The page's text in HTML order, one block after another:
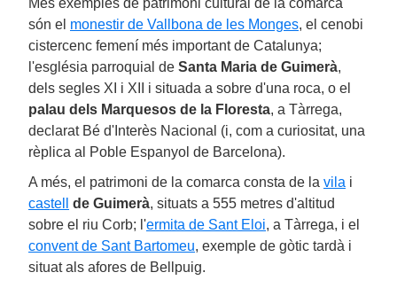
Més exemples de patrimoni cultural de la comarca
són el monestir de Vallbona de les Monges, el cenobi
cistercenc femení més important de Catalunya;
l'església parroquial de Santa Maria de Guimerà,
dels segles XI i XII i situada a sobre d'una roca, o el
palau dels Marquesos de la Floresta, a Tàrrega,
declarat Bé d'Interès Nacional (i, com a curiositat, una
rèplica al Poble Espanyol de Barcelona).
A més, el patrimoni de la comarca consta de la vila i
castell
de Guimerà, situats a 555 metres d'altitud
sobre el riu Corb; l'ermita de Sant Eloi, a Tàrrega, i el
convent de Sant Bartomeu, exemple de gòtic tardà i
situat als afores de Bellpuig.